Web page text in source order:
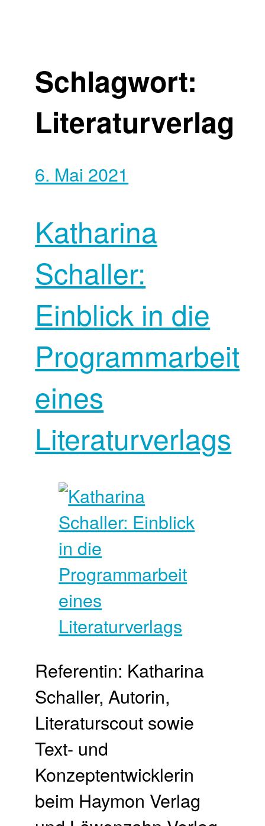
Schlagwort:
Literaturverlag
6. Mai 2021
Katharina
Schaller:
Einblick in die
Programmarbeit
eines
Literaturverlags
Referentin: Katharina
Schaller, Autorin,
Literaturscout sowie
Text- und
Konzeptentwicklerin
beim Haymon Verlag